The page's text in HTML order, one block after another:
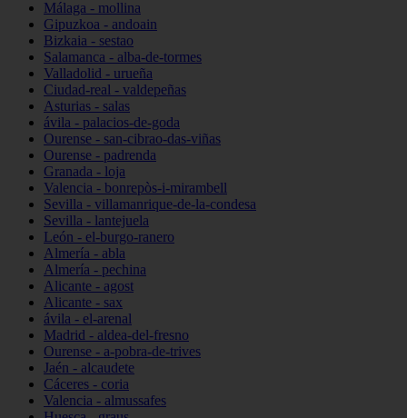
Málaga - mollina
Gipuzkoa - andoain
Bizkaia - sestao
Salamanca - alba-de-tormes
Valladolid - urueña
Ciudad-real - valdepeñas
Asturias - salas
ávila - palacios-de-goda
Ourense - san-cibrao-das-viñas
Ourense - padrenda
Granada - loja
Valencia - bonrepòs-i-mirambell
Sevilla - villamanrique-de-la-condesa
Sevilla - lantejuela
León - el-burgo-ranero
Almería - abla
Almería - pechina
Alicante - agost
Alicante - sax
ávila - el-arenal
Madrid - aldea-del-fresno
Ourense - a-pobra-de-trives
Jaén - alcaudete
Cáceres - coria
Valencia - almussafes